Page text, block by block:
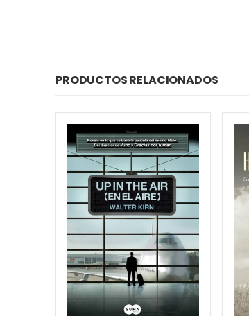
PRODUCTOS RELACIONADOS